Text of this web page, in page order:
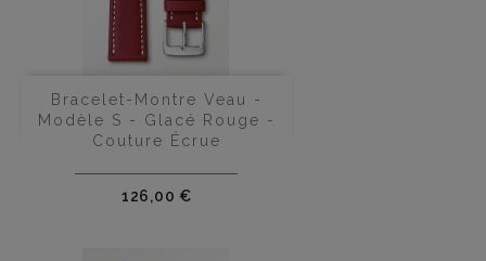
Bracelet-Montre Veau -
Modèle S - Glacé Rouge -
Couture Écrue
Prix
126,00 €